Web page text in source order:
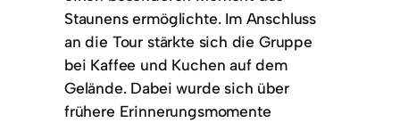
Staunens ermöglichte. Im Anschluss
an die Tour stärkte sich die Gruppe
bei Kaffee und Kuchen auf dem
Gelände. Dabei wurde sich über
frühere Erinnerungsmomente